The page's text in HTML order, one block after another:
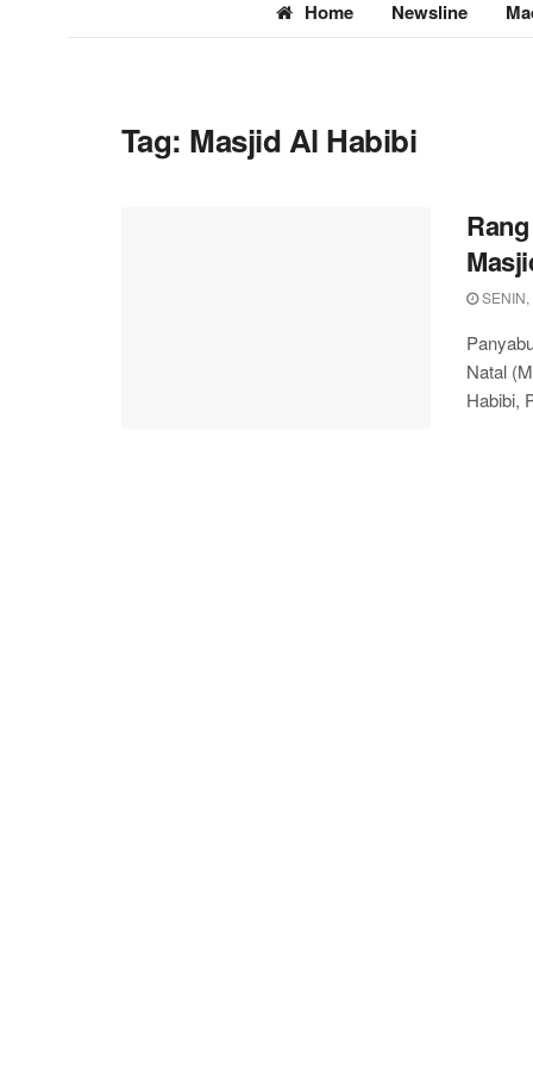
Home Newsline
Tag: Masjid Al Habibi
SENIN,
Natal
Habibi,